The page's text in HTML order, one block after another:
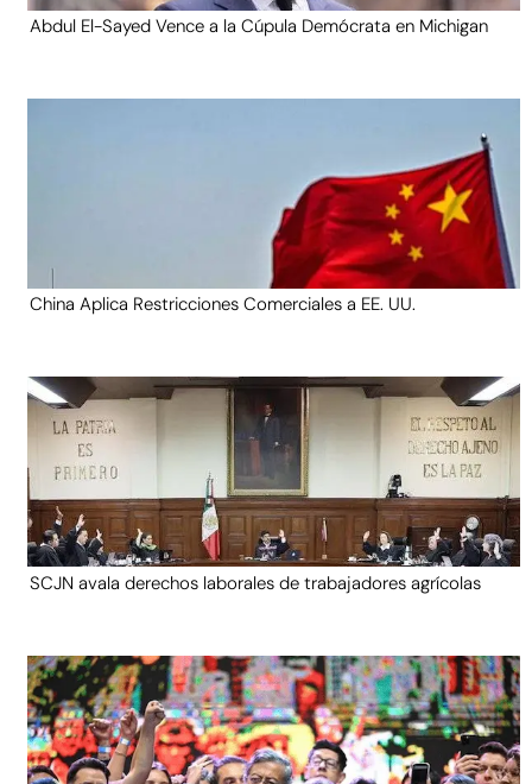
Abdul El-Sayed Vence a la Cúpula Demócrata en Michigan
China Aplica Restricciones Comerciales a EE. UU.
SCJN avala derechos laborales de trabajadores agrícolas